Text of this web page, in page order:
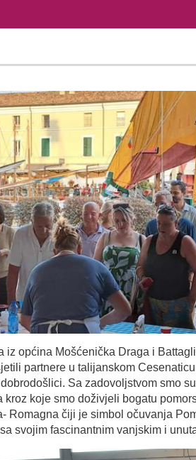
iz općina Mošćenička Draga i
partnere u talijanskom
Sa zadovoljstvom smo
kroz koje smo doživjeli bogatu
Romagna čiji je simbol očuvanja
svojim fascinantnim vanjskim i